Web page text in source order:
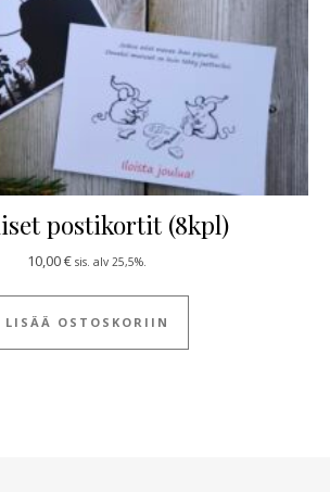
postikortit (8kpl)
10,00€ sis. alv 25,5%.
LISÄÄ OSTOSKORIIN